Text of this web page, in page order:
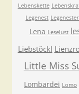
Lebenskette
Legenest Legenester
Lena Leselust
Liebstöckl
Little Miss
Lombardei Lomo